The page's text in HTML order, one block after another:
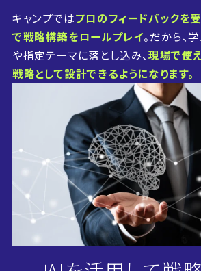
キャンプではプロのフィードバックを
で戦略構築をロールプレイ。だから、
や指定テーマに落とし込み、 現場で使
戦略として設計できるようになります。